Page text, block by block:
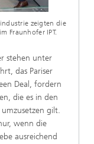
zeigten die
Fraunhofer IPT.
stehen unter
das Pariser
Deal, fordern
die es in den
gilt.
wenn die
ausreichend